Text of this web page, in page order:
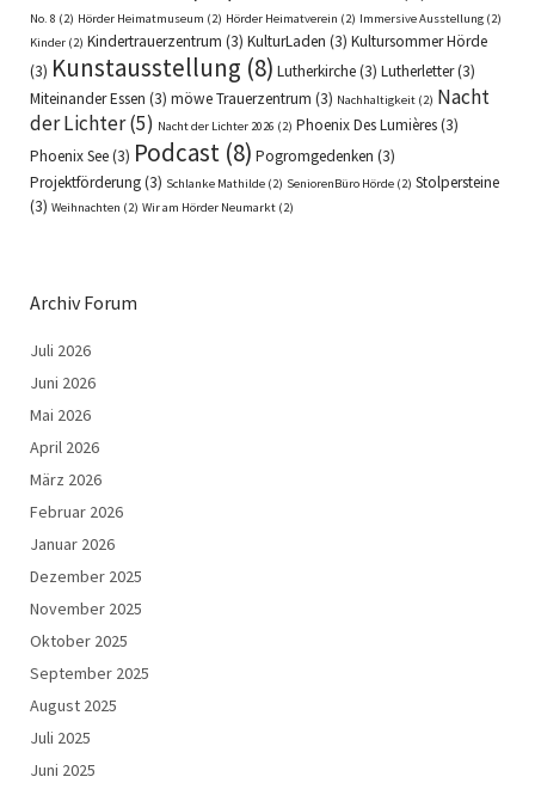
No. 8 (2) Hörder Heimatmuseum (2) Hörder Heimatverein (2) Immersive Ausstellung (2)
Kinder (2) Kindertrauerzentrum (3) KulturLaden (3) Kultursommer Hörde
(3) Kunstausstellung (8) Lutherkirche(3) Lutherletter(3)
Miteinander Essen (3) möwe Trauerzentrum (3) Nachhaltigkeit (2) Nacht
der Lichter(5) Nacht der Lichter 2026 (2) Phoenix Des Lumières(3)
Phoenix See(3) Podcast (8) Pogromgedenken (3)
Projektförderung(3) Schlanke Mathilde (2) SeniorenBüro Hörde (2) Stolpersteine
(3) Weihnachten (2) Wir am Hörder Neumarkt (2)
Archiv Forum
Juli 2026
Juni 2026
Mai 2026
April 2026
März 2026
Februar 2026
Januar 2026
Dezember 2025
November 2025
Oktober 2025
September 2025
August 2025
Juli 2025
Juni 2025